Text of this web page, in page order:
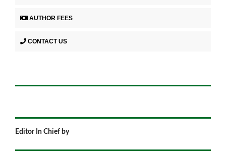
AUTHOR FEES
CONTACT US
Editor In Chief by